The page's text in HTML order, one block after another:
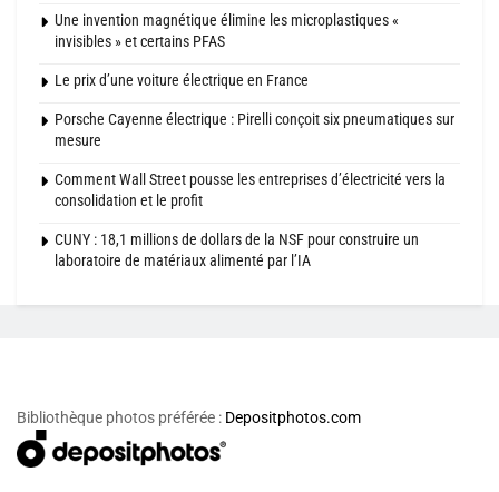
Une invention magnétique élimine les microplastiques «
invisibles » et certains PFAS
Le prix d’une voiture électrique en France
Porsche Cayenne électrique : Pirelli conçoit six pneumatiques sur
mesure
Comment Wall Street pousse les entreprises d’électricité vers la
consolidation et le profit
CUNY : 18,1 millions de dollars de la NSF pour construire un
laboratoire de matériaux alimenté par l’IA
Bibliothèque photos préférée : Depositphotos.com